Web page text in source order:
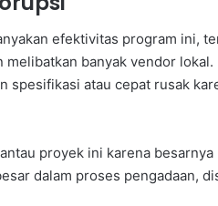
efektivitas program ini,
banyak vendor
spesifikasi atau cepat rusak
proyek ini karena
dalam proses pengadaan,